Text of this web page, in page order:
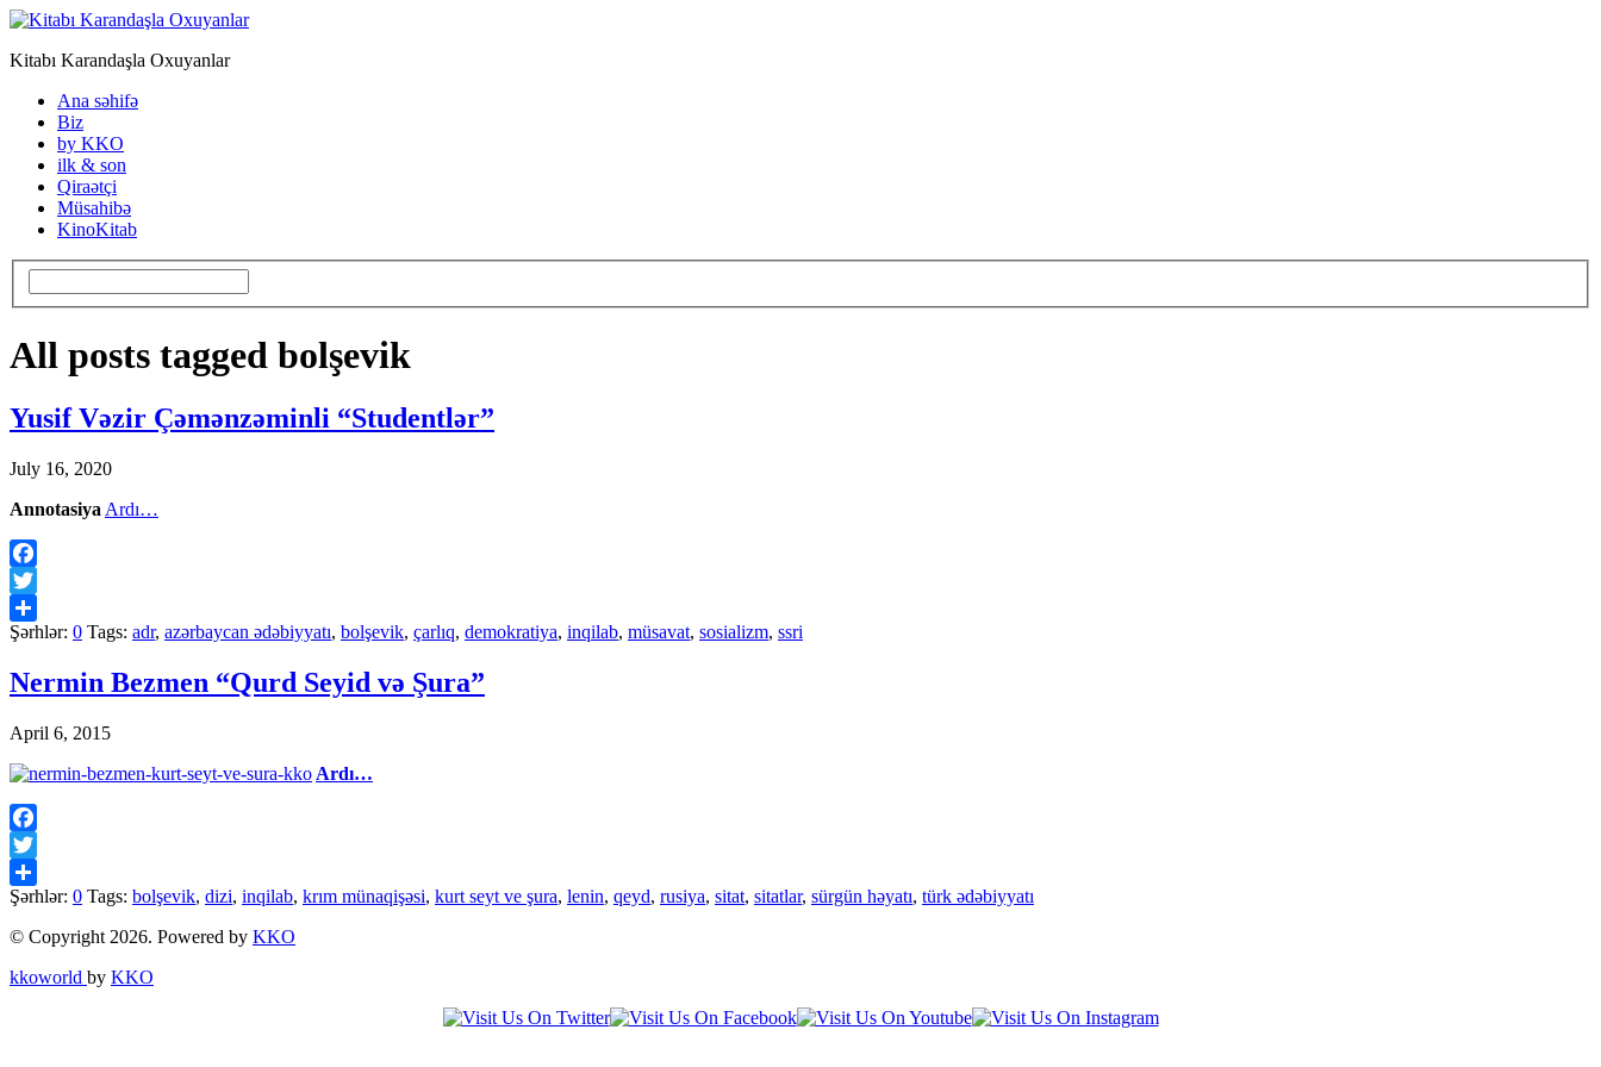
Kitabı Karandaşla Oxuyanlar
Ana səhifə
Biz
by KKO
ilk & son
Qiraətçi
Müsahibə
KinoKitab
All posts tagged bolşevik
Yusif Vəzir Çəmənzəminli “Studentlər”
July 16, 2020
Annotasiya Ardı…
Facebook
Twitter
Share
Şərhlər: 0 Tags: adr, azərbaycan ədəbiyyatı, bolşevik, çarlıq, demokratiya, inqilab, müsavat, sosializm, ssri
Nermin Bezmen “Qurd Seyid və Şura”
April 6, 2015
Ardı…
Facebook
Twitter
Share
Şərhlər: 0 Tags: bolşevik, dizi, inqilab, krım münaqişəsi, kurt seyt ve şura, lenin, qeyd, rusiya, sitat, sitatlar, sürgün həyatı, türk ədəbiyyatı
© Copyright 2026. Powered by KKO
kkoworld by KKO